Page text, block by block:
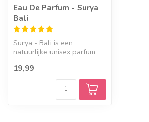
Eau De Parfum - Surya
Bali
Surya - Bali is een
natuurlijke unisex parfum
zonnige, e...
19,99